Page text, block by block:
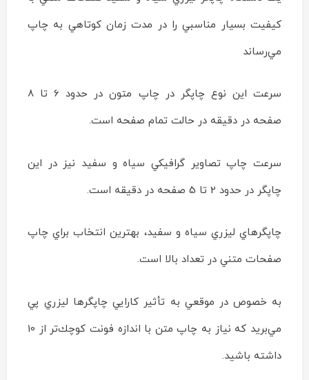
كيفيت بسيار مناسبي را در مدت زمان كوتاهي به چاپ
مي‌رساند
سرعت اين نوع چاپگر در چاپ متون در حدود 6 تا 8
صفحه در دقيقه در حالت تمام صفحه است.
سرعت چاپ تصاوير گرافيكي سياه و سفيد نيز در اين
چاپگر در حدود 2 تا 5 صفحه در دقيقه است.
چاپگرهاي ليزري سياه و سفيد، بهترين انتخاب براي چاپ
صفحات متني در تعداد بالا است.
به خصوص در موقعي به تأثير كارايي چاپگرها ليزري پي
مي‌بريد كه نياز به چاپ متن با اندازه فونت كوچك‌تر از 10
داشته باشيد.